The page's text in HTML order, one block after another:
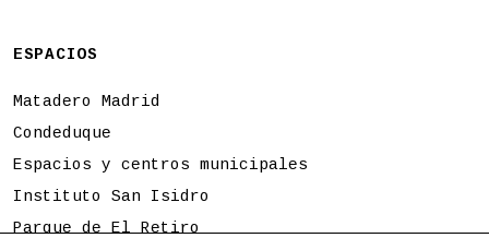
ESPACIOS
Matadero Madrid
Condeduque
Espacios y centros municipales
Instituto San Isidro
Parque de El Retiro